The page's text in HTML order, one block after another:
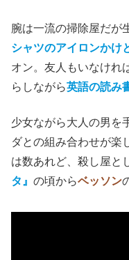
腕は一流の掃除屋だが
シャツのアイロンかけ
オン。友人もいなけれ
らしながら英語の読み
少女ながら大人の男を
ダとの組み合わせが楽
は数あれど、殺し屋と
タ』 の頃からベッソン